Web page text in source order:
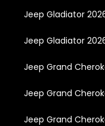
Jeep Gladiator
Jeep Gladiator
Jeep Grand
Jeep Grand
Jeep Grand